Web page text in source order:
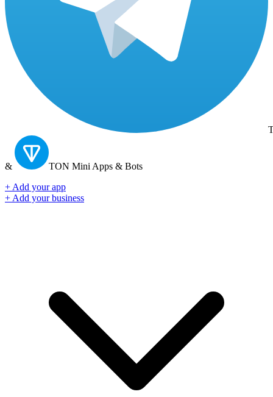
& TON Mini Apps & Bots
+ Add your app
+ Add your business